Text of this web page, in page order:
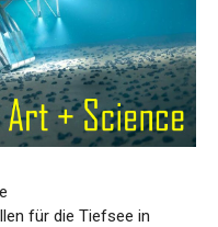
für die Tiefsee in